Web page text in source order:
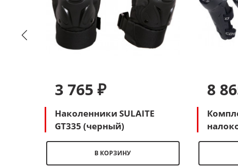
3 765 ₽
Наколенники SULAITE
GT335 (черный)
В КОРЗИНУ
8
FE24